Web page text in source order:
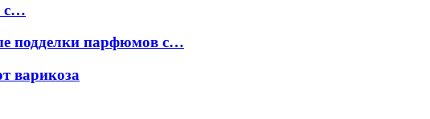
с…
подделки парфюмов с…
варикоза